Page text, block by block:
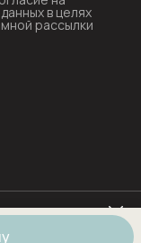
в целях
рассылки